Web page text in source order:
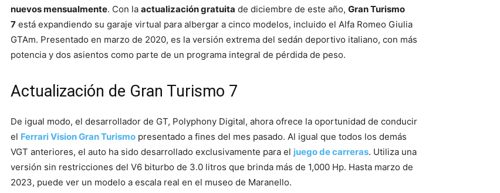
nuevos mensualmente. Con la actualización gratuita de diciembre de este año, Gran Turismo
7 está expandiendo su garaje virtual para albergar a cinco modelos, incluido el Alfa Romeo Giulia
GTAm. Presentado en marzo de 2020, es la versión extrema del sedán deportivo italiano, con más
potencia y dos asientos como parte de un programa integral de pérdida de peso.
Actualización de Gran Turismo 7
De igual modo, el desarrollador de GT, Polyphony Digital, ahora ofrece la oportunidad de conducir
el Ferrari Vision Gran Turismo presentado a fines del mes pasado. Al igual que todos los demás
VGT anteriores, el auto ha sido desarrollado exclusivamente para el juego de carreras. Utiliza una
versión sin restricciones del V6 biturbo de 3.0 litros que brinda más de 1,000 Hp. Hasta marzo de
2023, puede ver un modelo a escala real en el museo de Maranello.